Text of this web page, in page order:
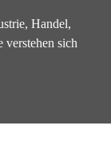
Handel,
sich